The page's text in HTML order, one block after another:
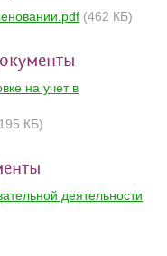
(462 КБ)
на учет в
КБ)
деятельности